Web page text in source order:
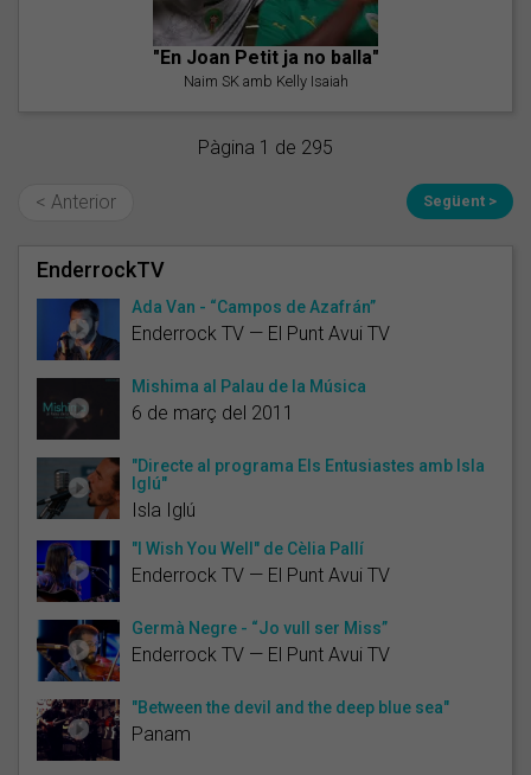
"En Joan Petit ja no balla"
Naim SK amb Kelly Isaiah
Pàgina 1 de 295
< Anterior Següent >
EnderrockTV
Ada Van - “Campos de Azafrán”
Enderrock TV — El Punt Avui TV
Mishima al Palau de la Música
6 de març del 2011
"Directe al programa Els Entusiastes amb Isla
Iglú"
Isla Iglú
"I Wish You Well" de Cèlia Pallí
Enderrock TV — El Punt Avui TV
Germà Negre - “Jo vull ser Miss”
Enderrock TV — El Punt Avui TV
"Between the devil and the deep blue sea"
Panam